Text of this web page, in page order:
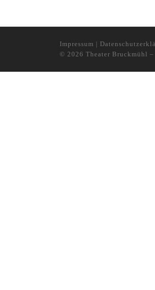
Impressum |
© 2026 Theater Bruckmühl